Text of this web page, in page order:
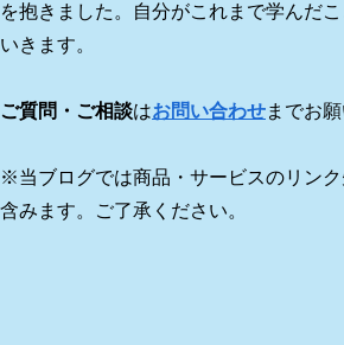
を抱きました。自分がこれまで学んだ
いきます。
ご質問・ご相談はお問い合わせまでお願
※当ブログでは商品・サービスのリン
含みます。ご了承ください。